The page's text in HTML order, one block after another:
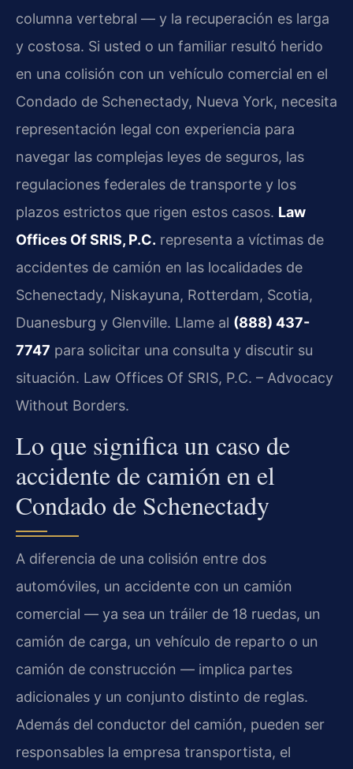
columna vertebral — y la recuperación es larga
y costosa. Si usted o un familiar resultó herido
en una colisión con un vehículo comercial en el
Condado de Schenectady, Nueva York, necesita
representación legal con experiencia para
navegar las complejas leyes de seguros, las
regulaciones federales de transporte y los
plazos estrictos que rigen estos casos. Law
Offices Of SRIS, P.C. representa a víctimas de
accidentes de camión en las localidades de
Schenectady, Niskayuna, Rotterdam, Scotia,
Duanesburg y Glenville. Llame al (888) 437-
7747 para solicitar una consulta y discutir su
situación. Law Offices Of SRIS, P.C. – Advocacy
Without Borders.
Lo que significa un caso de
accidente de camión en el
Condado de Schenectady
A diferencia de una colisión entre dos
automóviles, un accidente con un camión
comercial — ya sea un tráiler de 18 ruedas, un
camión de carga, un vehículo de reparto o un
camión de construcción — implica partes
adicionales y un conjunto distinto de reglas.
Además del conductor del camión, pueden ser
responsables la empresa transportista, el